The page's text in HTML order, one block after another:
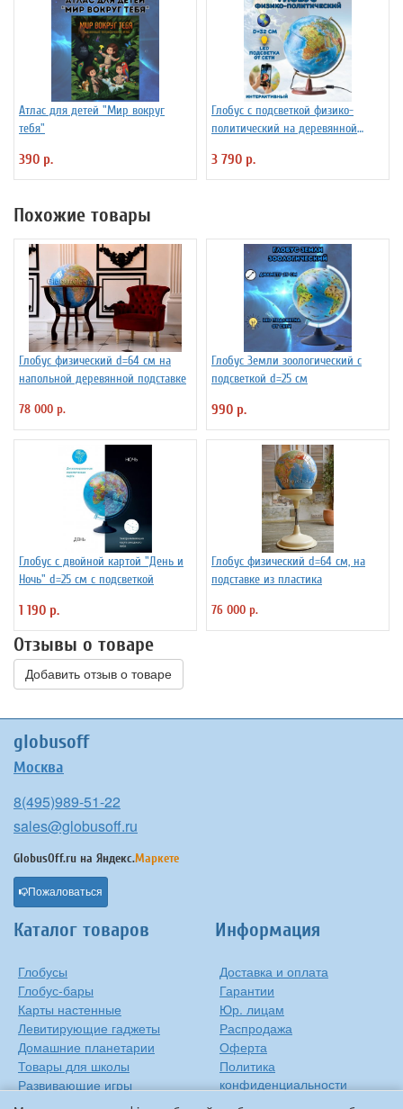
Атлас для детей "Мир вокруг
тебя"
390 р.
Глобус с подсветкой физико-
политический на деревянной
3 790 р.
Похожие товары
Глобус физический d=64 см на
напольной деревянной подставке
78 000 р.
Глобус Земли зоологический с
подсветкой d=25 см
990 р.
Глобус с двойной картой "День и
Ночь" d=25 см с подсветкой
1 190 р.
Глобус физический d=64 см, на
подставке из пластика
76 000 р.
Отзывы о товаре
Добавить отзыв о товаре
globusoff
Москва
8(495)989-51-22
sales@globusoff.ru
GlobusOff.ru на Яндекс.Маркете
Пожаловаться
Каталог товаров
Глобусы
Глобус-бары
Карты настенные
Левитирующие гаджеты
Домашние планетарии
Товары для школы
Развивающие игры
Оригинальные игрушки
Информация
Доставка и оплата
Гарантии
Юр. лицам
Распродажа
Оферта
Политика
конфиденциальности
Контакты